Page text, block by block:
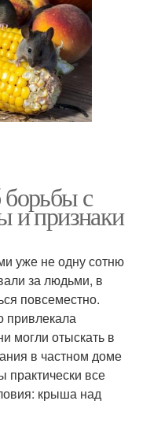
с
и признаки
уже не одну сотню
за людьми, в
повсеместно.
привлекала
могли отыскать в
в частном доме
практически все
крыша над